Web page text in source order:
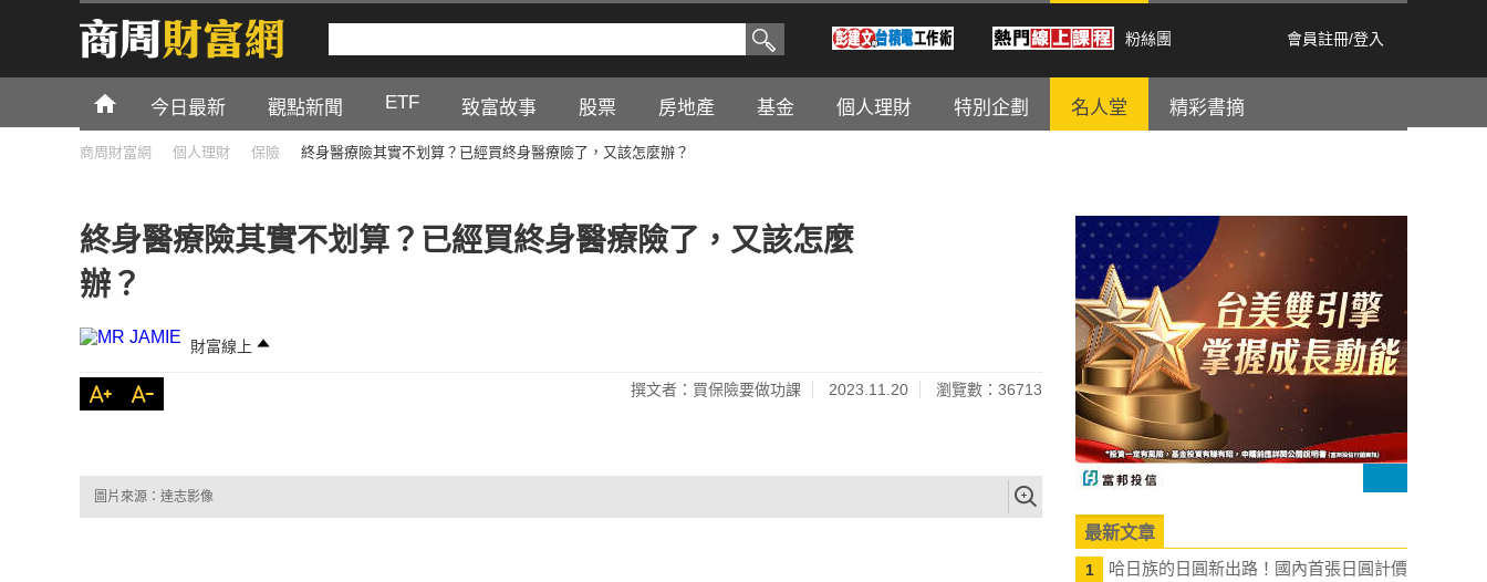
粉絲團 會員註冊/登入
今日最新 觀點新聞 ETF 致富故事 股票 房地產 基金 個人理財 特別企劃 名人堂 精彩書摘
商周財富網 個人理財 保險 終身醫療險其實不划算？已經買終身醫療險了，又該怎麼辦？
終身醫療險其實不划算？已經買終身醫療險了，又該怎麼
辦？
財富線上
撰文者：買保險要做功課 2023.11.20 瀏覽數：36713
圖片來源：達志影像
最新文章
1
哈日族的日圓新出路！國內首張日圓計價